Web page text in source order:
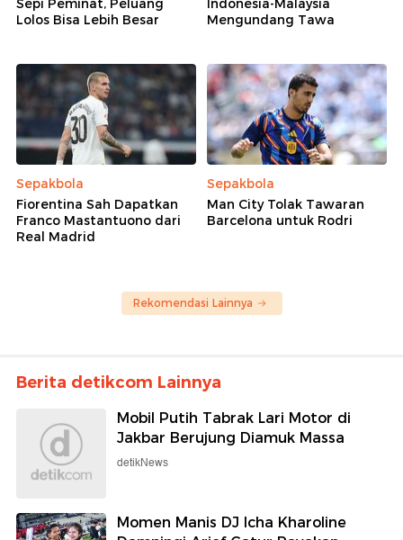
Sepi Peminat, Peluang
Lolos Bisa Lebih Besar
Indonesia-Malaysia
Mengundang Tawa
Sepakbola
Fiorentina Sah Dapatkan
Franco Mastantuono dari
Real Madrid
Sepakbola
Man City Tolak Tawaran
Barcelona untuk Rodri
Rekomendasi Lainnya
Berita detikcom Lainnya
Mobil Putih Tabrak Lari Motor di
Jakbar Berujung Diamuk Massa
detikNews
Momen Manis DJ Icha Kharoline